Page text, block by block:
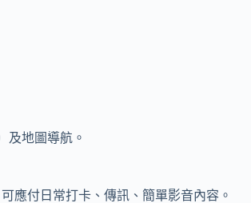
及地圖導航。
應付日常打卡、傳訊、簡單影音內容。